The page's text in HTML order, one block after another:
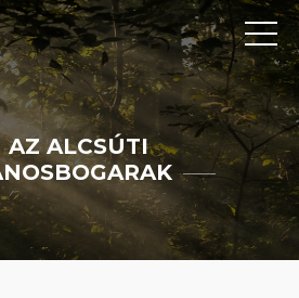
AZ ALCSÚTI